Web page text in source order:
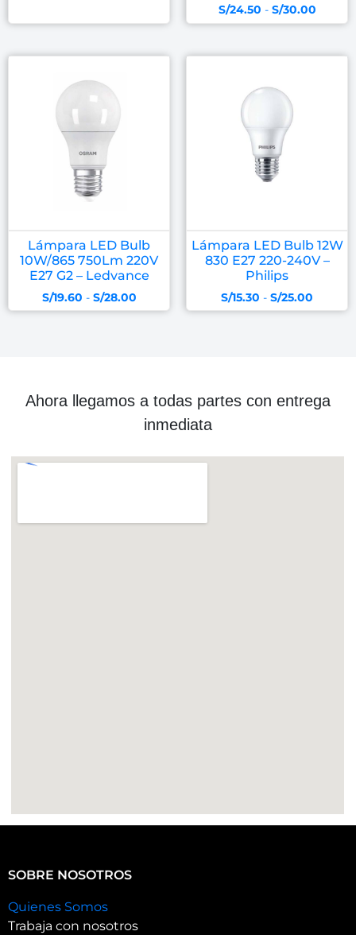
S/24.50 - S/30.00
Lámpara LED Bulb
10W/865 750Lm 220V
E27 G2 – Ledvance
S/19.60 - S/28.00
Lámpara LED Bulb 12W
830 E27 220-240V –
Philips
S/15.30 - S/25.00
Ahora llegamos a todas partes con entrega
inmediata
SOBRE NOSOTROS
Quienes Somos
Trabaja con nosotros